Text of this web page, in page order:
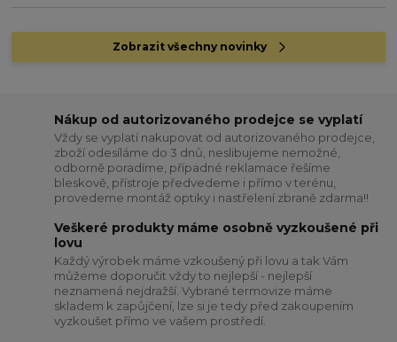
Zobrazit všechny novinky
Nákup od autorizovaného prodejce se vyplatí
Vždy se vyplatí nakupovat od autorizovaného prodejce,
zboží odesíláme do 3 dnů, neslibujeme nemožné,
odborně poradíme, případné reklamace řešíme
bleskově, přístroje předvedeme i přímo v terénu,
provedeme montáž optiky i nastřelení zbraně zdarma!!
Veškeré produkty máme osobně vyzkoušené při
lovu
Každý výrobek máme vzkoušený při lovu a tak Vám
můžeme doporučit vždy to nejlepší - nejlepší
neznamená nejdražší. Vybrané termovize máme
skladem k zapůjčení, lze si je tedy před zakoupením
vyzkoušet přímo ve vašem prostředí.